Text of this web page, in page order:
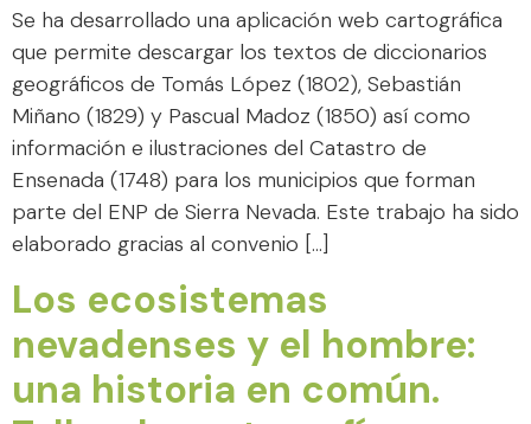
Se ha desarrollado una aplicación web cartográfica
que permite descargar los textos de diccionarios
geográficos de Tomás López (1802), Sebastián
Miñano (1829) y Pascual Madoz (1850) así como
información e ilustraciones del Catastro de
Ensenada (1748) para los municipios que forman
parte del ENP de Sierra Nevada. Este trabajo ha sido
elaborado gracias al convenio […]
Los ecosistemas
nevadenses y el hombre:
una historia en común.